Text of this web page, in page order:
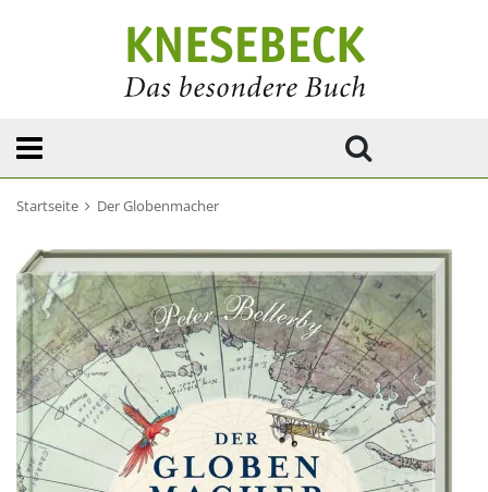
Startseite Der Globenmacher